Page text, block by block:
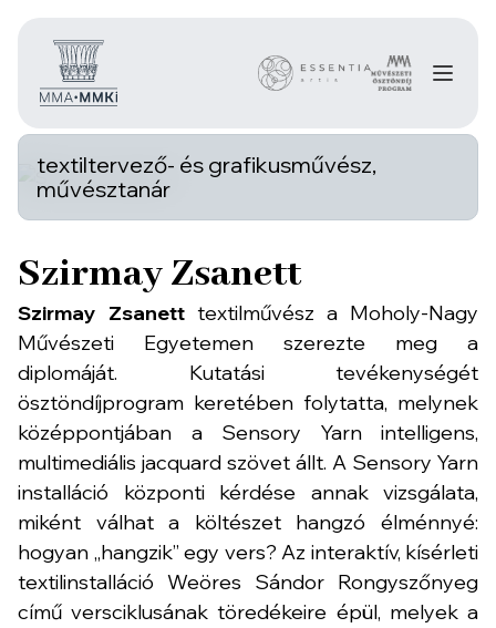
textiltervező- és grafikusművész,
művésztanár
Szirmay Zsanett
Szirmay Zsanett textilművész a Moholy-Nagy
Művészeti Egyetemen szerezte meg a
diplomáját. Kutatási tevékenységét
ösztöndíjprogram keretében folytatta, melynek
középpontjában a Sensory Yarn intelligens,
multimediális jacquard szövet állt. A Sensory Yarn
installáció központi kérdése annak vizsgálata,
miként válhat a költészet hangzó élménnyé:
hogyan „hangzik” egy vers? Az interaktív, kísérleti
textilinstalláció Weöres Sándor Rongyszőnyeg
című versciklusának töredékeire épül, melyek a